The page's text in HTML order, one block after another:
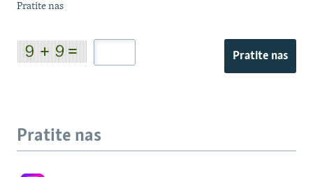
Pratite nas
Pratite nas
Pratite nas